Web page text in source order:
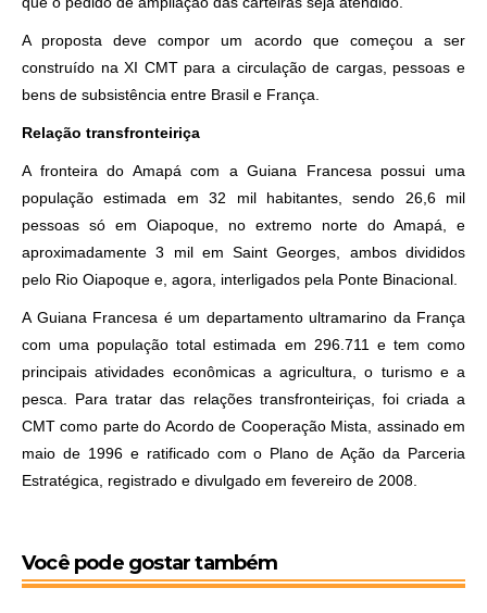
A proposta deve compor um acordo que começou a ser
construído na XI CMT para a circulação de cargas, pessoas e
bens de subsistência entre Brasil e França.
Relação transfronteiriça
A fronteira do Amapá com a Guiana Francesa possui uma
população estimada em 32 mil habitantes, sendo 26,6 mil
pessoas só em Oiapoque, no extremo norte do Amapá, e
aproximadamente 3 mil em Saint Georges, ambos divididos
pelo Rio Oiapoque e, agora, interligados pela Ponte Binacional.
A Guiana Francesa é um departamento ultramarino da França
com uma população total estimada em 296.711 e tem como
principais atividades econômicas a agricultura, o turismo e a
pesca. Para tratar das relações transfronteiriças, foi criada a
CMT como parte do Acordo de Cooperação Mista, assinado em
maio de 1996 e ratificado com o Plano de Ação da Parceria
Estratégica, registrado e divulgado em fevereiro de 2008.
Você pode gostar também